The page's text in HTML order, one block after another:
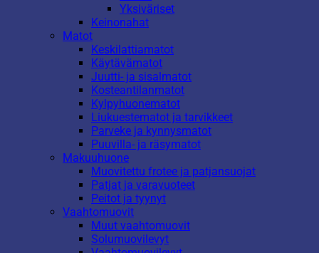
Yksiväriset
Keinonahat
Matot
Keskilattiamatot
Käytävämatot
Juutti- ja sisalmatot
Kosteantilanmatot
Kylpyhuonematot
Liukuestematot ja tarvikkeet
Parveke ja kynnysmatot
Puuvilla- ja räsymatot
Makuuhuone
Muovitettu frotee ja patjansuojat
Patjat ja varavuoteet
Peitot ja tyynyt
Vaahtomuovit
Muut vaahtomuovit
Solumuovilevyt